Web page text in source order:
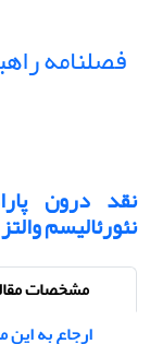
فصلنامه
نقد درون
نئورئالیسم والتز
مشخصات
ارجاع به این